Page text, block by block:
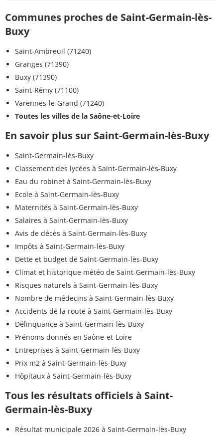
Communes proches de Saint-Germain-lès-
Buxy
Saint-Ambreuil (71240)
Granges (71390)
Buxy (71390)
Saint-Rémy (71100)
Varennes-le-Grand (71240)
Toutes les villes de la Saône-et-Loire
En savoir plus sur Saint-Germain-lès-Buxy
Saint-Germain-lès-Buxy
Classement des lycées à Saint-Germain-lès-Buxy
Eau du robinet à Saint-Germain-lès-Buxy
Ecole à Saint-Germain-lès-Buxy
Maternités à Saint-Germain-lès-Buxy
Salaires à Saint-Germain-lès-Buxy
Avis de décès à Saint-Germain-lès-Buxy
Impôts à Saint-Germain-lès-Buxy
Dette et budget de Saint-Germain-lès-Buxy
Climat et historique météo de Saint-Germain-lès-Buxy
Risques naturels à Saint-Germain-lès-Buxy
Nombre de médecins à Saint-Germain-lès-Buxy
Accidents de la route à Saint-Germain-lès-Buxy
Délinquance à Saint-Germain-lès-Buxy
Prénoms donnés en Saône-et-Loire
Entreprises à Saint-Germain-lès-Buxy
Prix m2 à Saint-Germain-lès-Buxy
Hôpitaux à Saint-Germain-lès-Buxy
Tous les résultats officiels à Saint-
Germain-lès-Buxy
Résultat municipale 2026 à Saint-Germain-lès-Buxy